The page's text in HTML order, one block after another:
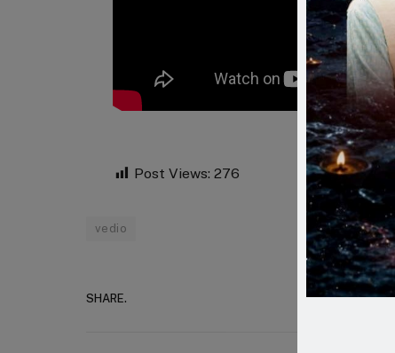
Post Views: 276
vedio
SHARE.